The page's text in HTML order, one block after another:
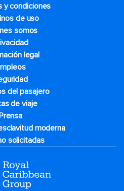
y condiciones
de uso
somos
legal
del pasajero
de viaje
moderna
solicitadas